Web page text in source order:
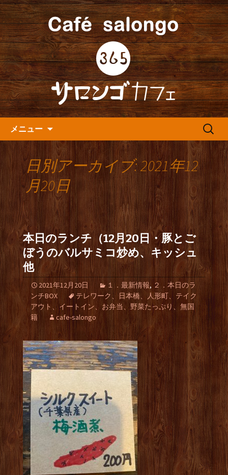
人形町の『365(サロンゴ)カフ
ェ』よりお知らせ
人形町の音楽カフェ『365カフェ』より
最新情報をお届けします。
メニュー
検
日別アーカイブ: 2021年12
月20日
本日のランチ（12月20日・豚とご
ぼうのバルサミコ炒め、キッシュ
他
2021年12月20日 １．最新情報, ２．本日のラ
ンチBOX
テレワーク、日本橋、人形町、テイク
アウト、イートイン、お弁当、野菜たっぷり、無国
籍
cafe-salongo